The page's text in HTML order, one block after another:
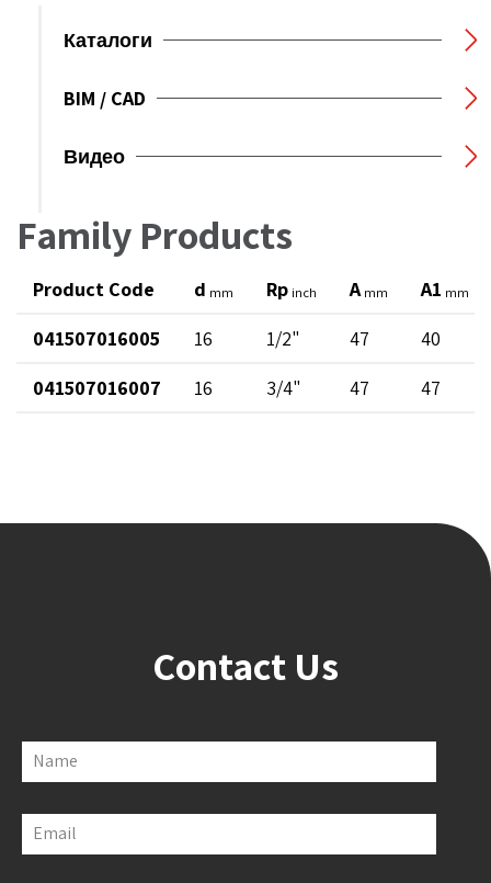
Каталоги
BIM / CAD
Видео
Family Products
Product Code d mm Rp inch A mm A1 mm
041507016005 16 1/2" 47
40
041507016007
16 3/4" 47 47
Contact Us
Name
Email